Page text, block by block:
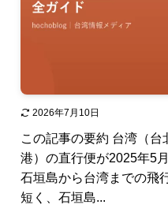
2026年7月10日
この記事の要約 台湾（
港）の直行便が2025年5
石垣島から台湾までの飛
短く、石垣島...